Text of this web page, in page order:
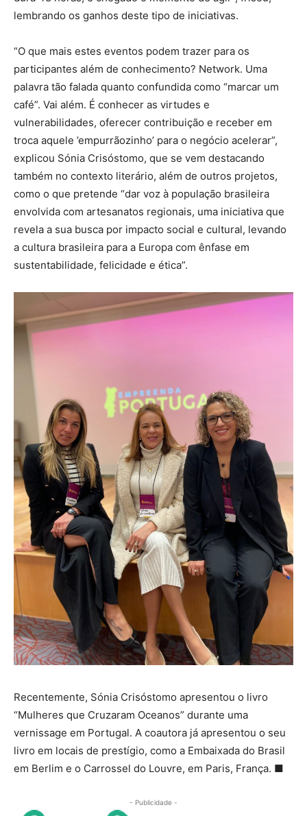
lembrando os ganhos deste tipo de iniciativas.
“O que mais estes eventos podem trazer para os
participantes além de conhecimento? Network. Uma
palavra tão falada quanto confundida como “marcar um
café”. Vai além. É conhecer as virtudes e
vulnerabilidades, oferecer contribuição e receber em
troca aquele ’empurrãozinho’ para o negócio acelerar”,
explicou Sónia Crisóstomo, que se vem destacando
também no contexto literário, além de outros projetos,
como o que pretende “dar voz à população brasileira
envolvida com artesanatos regionais, uma iniciativa que
revela a sua busca por impacto social e cultural, levando
a cultura brasileira para a Europa com ênfase em
sustentabilidade, felicidade e ética”.
Recentemente, Sónia Crisóstomo apresentou o livro
“Mulheres que Cruzaram Oceanos” durante uma
vernissage em Portugal. A coautora já apresentou o seu
livro em locais de prestígio, como a Embaixada do Brasil
em Berlim e o Carrossel do Louvre, em Paris, França. ■
- Publicidade -